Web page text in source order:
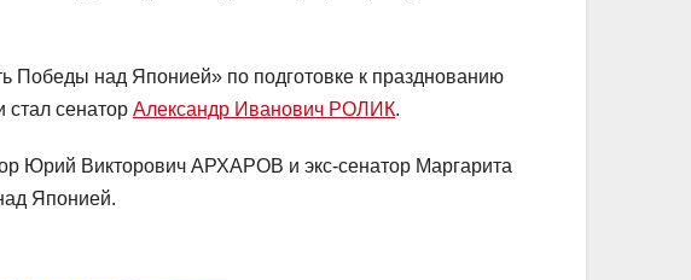
над Японией» по подготовке к празднованию
сенатор Александр Иванович РОЛИК.
Юрий Викторович АРХАРОВ и экс-сенатор Маргарита
Японией.